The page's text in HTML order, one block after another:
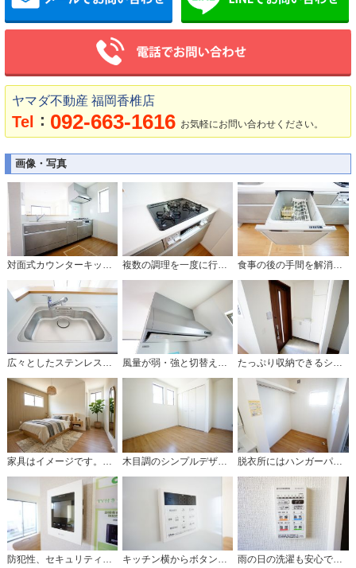
ヤマダ不動産 福岡香椎店
Tel ： 092-663-1616 お気軽にお問い合わせください。
画像・写真
対面式カウンターキッチンからはお子様の様子が見守れます。ダイニングへの配膳や調理の時便利なカウンター付き。 複数の調理を一度に行うことができる3口コンロ。効率よくお料理が出来ます。毎日のお料理も楽しくなりますね＾＾ 食事の後の手間を解消する食器洗い乾燥機付。冬場の洗い物で手荒れの悩みもなくなります。手洗いよりも節約できて便利。
広々としたステンレスシンクには、洗剤やスポンジを収納出来るラック付き。広さも確保しているので、大きなお鍋も洗いやすいです。 風量が弱・強と切替え可能なレンジフードが調理中の煙をしっかり吸い込みます。手元を照らすライト付きです。 たっぷり収納できるシューズボックスです。家族全員の靴がきれいに整頓できます。棚の上にお花や写真を飾っても良いですね。
防犯性、セキュリティ対策に安心できるテレビモニター付きインターフォンです。セールスマン対策にもなり安心できます。 キッチン横からボタンひとつで操作が楽々。 雨の日の洗濯も安心できる浴室暖房乾燥機付き浴室。リモコンで操作もボタン1つで簡単。